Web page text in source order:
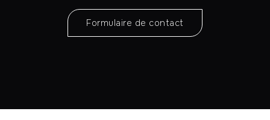
Formulaire de contact